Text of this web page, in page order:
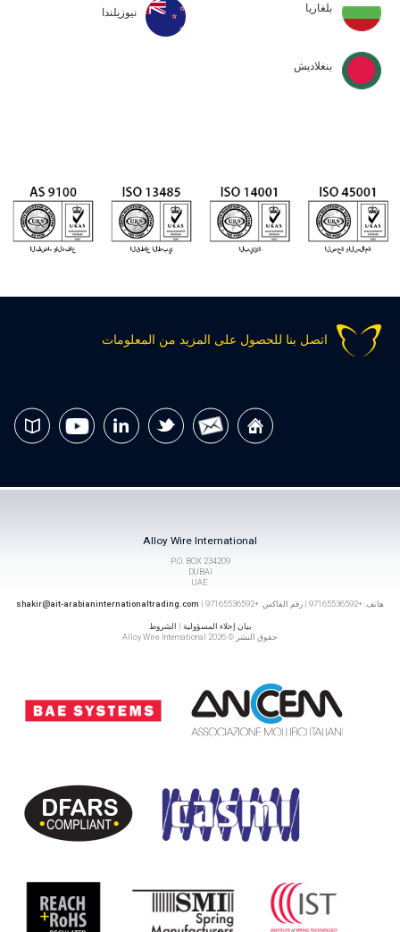
بلغاريا
بنغلاديش
نيوزيلندا
اتصل بنا للحصول على المزيد من المعلومات
Alloy Wire International
P.O. BOX 234209
DUBAI
UAE
هاتف: +97165536592 | رقم الفاكس: +97165536592 | shakir@ait-arabianinternationaltrading.com
بيان إخلاء المسؤولية
الشروط
حقوق النشر © 2026 Alloy Wire International